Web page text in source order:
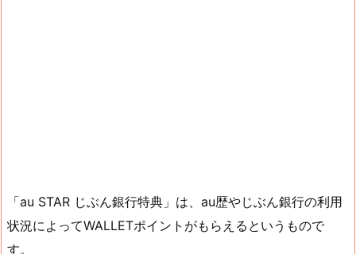
「au STAR じぶん銀行特典」は、au歴やじぶん銀行の利用
状況によってWALLETポイントがもらえるというもので
す。